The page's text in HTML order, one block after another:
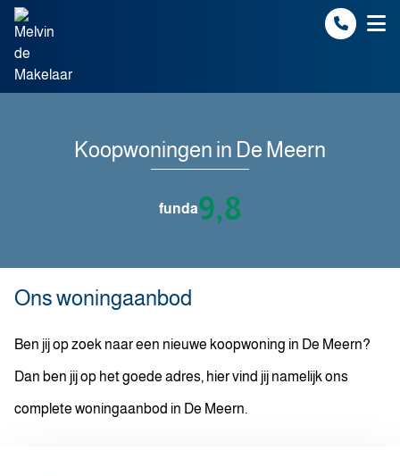
Spring naar inhoud
Koopwoningen in De Meern
funda9,8
Ons woningaanbod
Ben jij op zoek naar een nieuwe koopwoning in De Meern?
Dan ben jij op het goede adres, hier vind jij namelijk ons
complete woningaanbod in De Meern.